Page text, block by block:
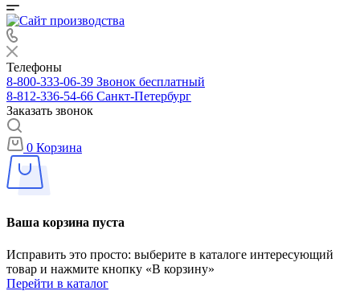
Телефоны
8-800-333-06-39 Звонок бесплатный
8-812-336-54-66 Санкт-Петербург
Заказать звонок
0 Корзина
Ваша корзина пуста
Исправить это просто: выберите в каталоге интересующий
товар и нажмите кнопку «В корзину»
Перейти в каталог